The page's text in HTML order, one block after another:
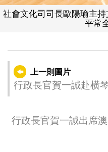
社會文化司司長歐陽瑜主
平常
上一則圖片
行政長官賀一誠赴横
技產業園委托管理協
行政長官賀一誠出席